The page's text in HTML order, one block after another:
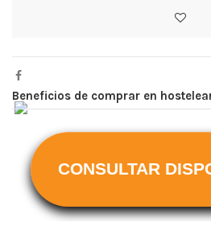
Beneficios de comprar en
CONSULTAR